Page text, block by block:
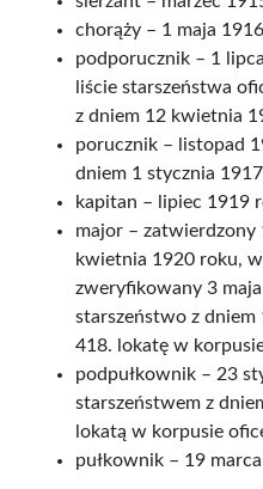
chorąży – 1 maja
podporucznik – 1
liście starszeństwa
z dniem 12 kwietnia
porucznik – listopad
dniem 1 stycznia
kapitan – lipiec 1919
major – zatwierdzony
kwietnia 1920 roku,
zweryfikowany 3
starszeństwo z
418. lokatę w
podpułkownik – 23
starszeństwem z
lokatą w korpusie
pułkownik – 19